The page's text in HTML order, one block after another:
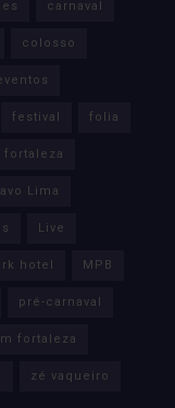
carnaval
colosso
festival folia
fortaleza
Lima
Live
hotel MPB
pré-carnaval
fortaleza
zé vaqueiro